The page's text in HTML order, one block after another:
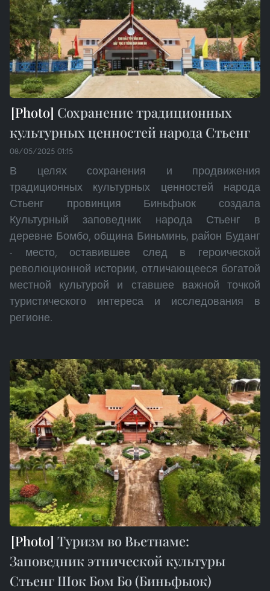
Сохранение традиционных
культурных ценностей народа Стьенг
08/05/2025 01:15
В целях сохранения и продвижения
традиционных культурных ценностей народа
Стьенг провинция Биньфыок создала
Культурный заповедник народа Стьенг в
деревне Бомбо, община Биньминь, район Буданг
- место, оставившее след в героической
революционной истории, отличающееся богатой
местной культурой и ставшее важной точкой
туристического интереса и исследования в
регионе.
Туризм во Вьетнаме:
Заповедник этнической культуры
Стьенг Шок Бом Бо (Биньфыок)